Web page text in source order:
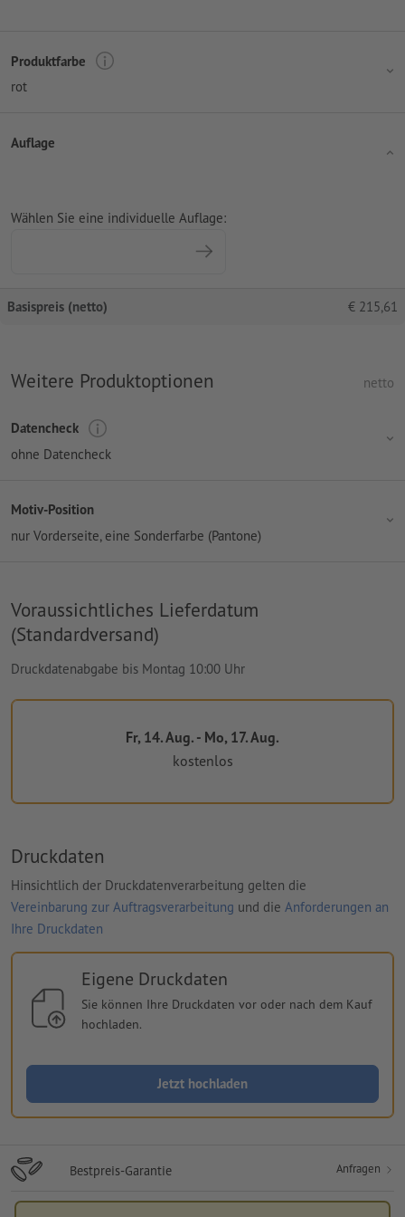
Produktfarbe
rot
Auflage
Wählen Sie eine individuelle Auflage:
Basispreis (netto) € 215,61
Weitere Produktoptionen netto
Datencheck
ohne Datencheck
Motiv-Position
nur Vorderseite, eine Sonderfarbe (Pantone)
Voraussichtliches Lieferdatum
(Standardversand)
Druckdatenabgabe bis Montag 10:00 Uhr
Fr, 14. Aug. - Mo, 17. Aug.
kostenlos
Druckdaten
Hinsichtlich der Druckdatenverarbeitung gelten die
Vereinbarung zur Auftragsverarbeitung und die Anforderungen an
Ihre Druckdaten
Eigene Druckdaten
Sie können Ihre Druckdaten vor oder nach dem Kauf
hochladen.
Jetzt hochladen
Bestpreis-Garantie Anfragen